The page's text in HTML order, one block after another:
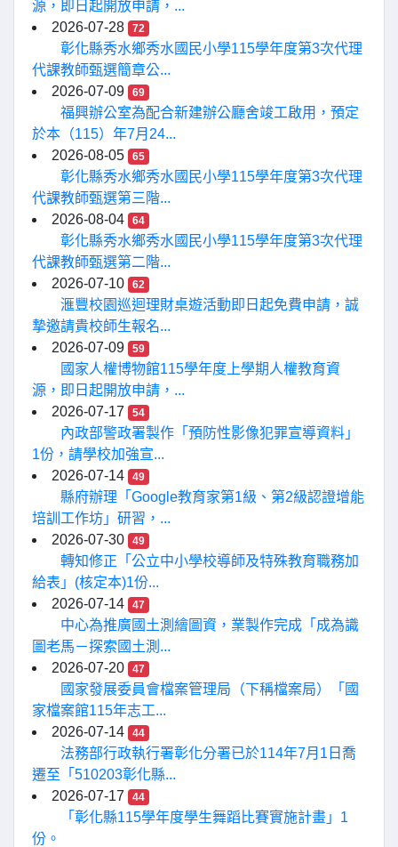
源，即日起開放申請，...
2026-07-28
72
彰化縣秀水鄉秀水國民小學115學年度第3次代理
代課教師甄選簡章公...
2026-07-09
69
福興辦公室為配合新建辦公廳舍竣工啟用，預定
於本（115）年7月24...
2026-08-05
65
彰化縣秀水鄉秀水國民小學115學年度第3次代理
代課教師甄選第三階...
2026-08-04
64
彰化縣秀水鄉秀水國民小學115學年度第3次代理
代課教師甄選第二階...
2026-07-10
62
滙豐校園巡迴理財桌遊活動即日起免費申請，誠
摯邀請貴校師生報名...
2026-07-09
59
國家人權博物館115學年度上學期人權教育資
源，即日起開放申請，...
2026-07-17
54
內政部警政署製作「預防性影像犯罪宣導資料」
1份，請學校加強宣...
2026-07-14
49
縣府辦理「Google教育家第1級、第2級認證增能
培訓工作坊」研習，...
2026-07-30
49
轉知修正「公立中小學校導師及特殊教育職務加
給表」(核定本)1份...
2026-07-14
47
中心為推廣國土測繪圖資，業製作完成「成為識
圖老馬－探索國土測...
2026-07-20
47
國家發展委員會檔案管理局（下稱檔案局）「國
家檔案館115年志工...
2026-07-14
44
法務部行政執行署彰化分署已於114年7月1日喬
遷至「510203彰化縣...
2026-07-17
44
「彰化縣115學年度學生舞蹈比賽實施計畫」1
份。